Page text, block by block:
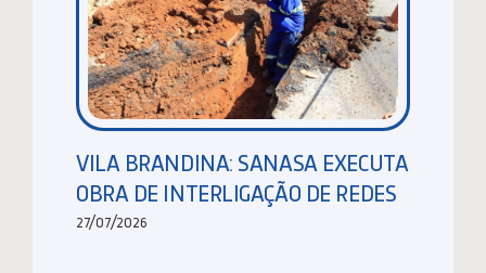
VILA BRANDINA: SANASA EXECUTA
OBRA DE INTERLIGAÇÃO DE REDES
27/07/2026